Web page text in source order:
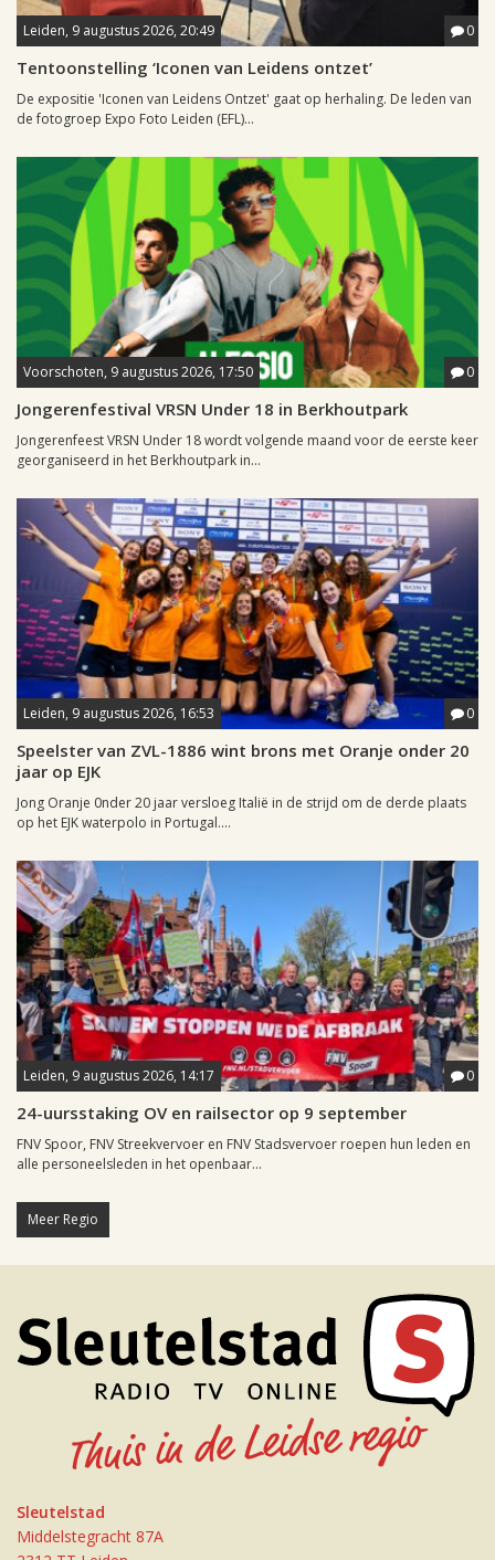
Leiden, 9 augustus 2026, 20:49 0
Tentoonstelling ‘Iconen van Leidens ontzet’
De expositie 'Iconen van Leidens Ontzet' gaat op herhaling. De leden van
de fotogroep Expo Foto Leiden (EFL)...
Voorschoten, 9 augustus 2026, 17:50 0
Jongerenfestival VRSN Under 18 in Berkhoutpark
Jongerenfeest VRSN Under 18 wordt volgende maand voor de eerste keer
georganiseerd in het Berkhoutpark in...
Leiden, 9 augustus 2026, 16:53 0
Speelster van ZVL-1886 wint brons met Oranje onder 20
jaar op EJK
Jong Oranje 0nder 20 jaar versloeg Italië in de strijd om de derde plaats
op het EJK waterpolo in Portugal....
Leiden, 9 augustus 2026, 14:17 0
24-uursstaking OV en railsector op 9 september
FNV Spoor, FNV Streekvervoer en FNV Stadsvervoer roepen hun leden en
alle personeelsleden in het openbaar...
Meer Regio
Sleutelstad
Middelstegracht 87A